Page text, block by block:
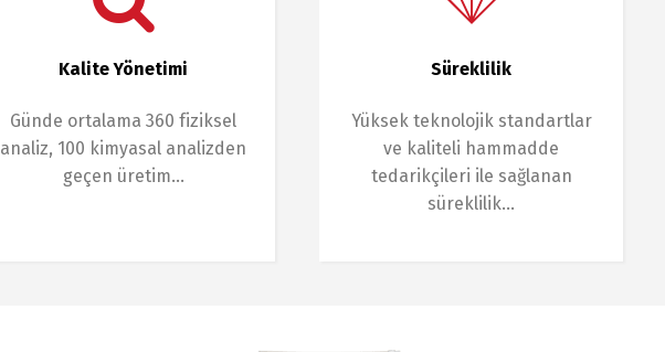
Kalite Yönetimi
Günde ortalama 360 fiziksel
analiz, 100 kimyasal analizden
geçen üretim…
Süreklilik
Yüksek teknolojik standartlar
ve kaliteli hammadde
tedarikçileri ile sağlanan
süreklilik…